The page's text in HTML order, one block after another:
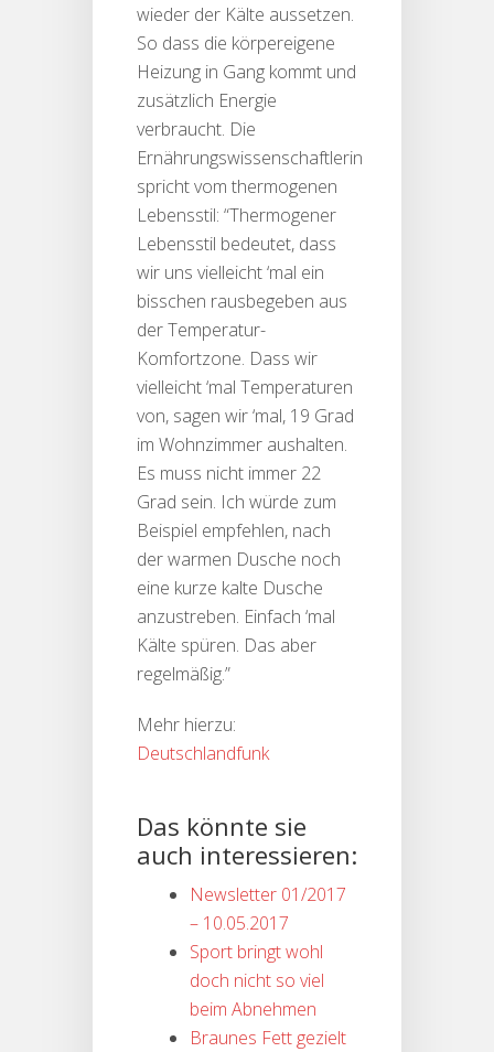
wieder der Kälte aussetzen.
So dass die körpereigene
Heizung in Gang kommt und
zusätzlich Energie
verbraucht. Die
Ernährungswissenschaftlerin
spricht vom thermogenen
Lebensstil: “Thermogener
Lebensstil bedeutet, dass
wir uns vielleicht ‘mal ein
bisschen rausbegeben aus
der Temperatur-
Komfortzone. Dass wir
vielleicht ‘mal Temperaturen
von, sagen wir ‘mal, 19 Grad
im Wohnzimmer aushalten.
Es muss nicht immer 22
Grad sein. Ich würde zum
Beispiel empfehlen, nach
der warmen Dusche noch
eine kurze kalte Dusche
anzustreben. Einfach ‘mal
Kälte spüren. Das aber
regelmäßig.”
Mehr hierzu:
Deutschlandfunk
Das könnte sie
auch interessieren:
Newsletter 01/2017
– 10.05.2017
Sport bringt wohl
doch nicht so viel
beim Abnehmen
Braunes Fett gezielt